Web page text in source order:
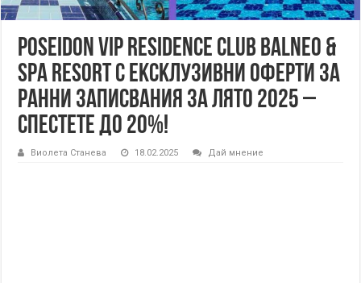
Poseidon VIP Residence Club Balneo &
SPA Resort с ексклузивни оферти за
ранни записвания за лято 2025 –
спестете до 20%!
Виолета Станева 18.02.2025 Дай мнение